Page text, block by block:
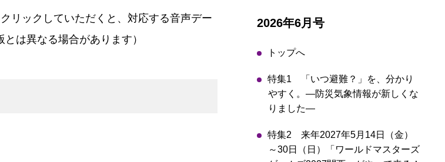
リックしていただくと、対応する音声デー
は異なる場合があります）
2026年6月号
トップへ
特集1 「いつ避難？」を、分かり
やすく。―防災気象情報が新しくな
りました―
特集2 来年2027年5月14日（金）
～30日（日）「ワールドマスターズ